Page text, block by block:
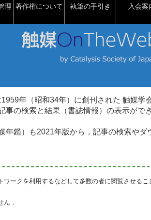
理 著作権について 執筆の手引き 入会案
年（昭和34年）に創刊された 触媒学
事の検索と結果（書誌情報）の表示がで
年鑑）も2021年版から，記事の検索やダ
ークを利用するなどして多数の者に閲覧させるこ
ん．